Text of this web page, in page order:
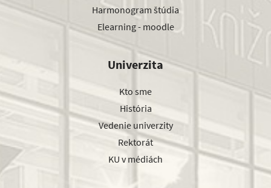
Harmonogram štúdia
Elearning - moodle
Univerzita
Kto sme
História
Vedenie univerzity
Rektorát
KU v médiách